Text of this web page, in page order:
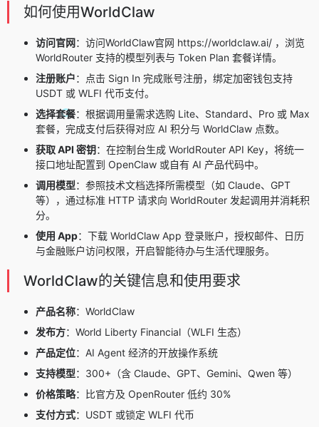
如何使用WorldClaw
访问官网：访问WorldClaw官网 https://worldclaw.ai/ ，浏览
WorldRouter 支持的模型列表与 Token Plan 套餐详情。
注册账户：点击 Sign In 完成账号注册，绑定加密钱包支持
USDT 或 WLFI 代币支付。
选择套餐：根据调用量需求选购 Lite、Standard、Pro 或 Max
套餐，完成支付后获得对应 AI 积分与 WorldClaw 点数。
获取 API 密钥：在控制台生成 WorldRouter API Key，将统一
接口地址配置到 OpenClaw 或自有 AI 产品代码中。
调用模型：参照技术文档选择所需模型（如 Claude、GPT
等），通过标准 HTTP 请求向 WorldRouter 发起调用并消耗积
分。
使用 App：下载 WorldClaw App 登录账户，授权邮件、日历
与金融账户访问权限，开启智能待办与生活代理服务。
WorldClaw的关键信息和使用要求
产品名称：WorldClaw
发布方：World Liberty Financial（WLFI 生态）
产品定位：AI Agent 经济的开放操作系统
支持模型：300+（含 Claude、GPT、Gemini、Qwen 等）
价格策略：比官方及 OpenRouter 低约 30%
支付方式：USDT 或锁定 WLFI 代币